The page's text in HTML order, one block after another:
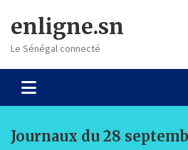
content
enligne.sn
Le Sénégal connecté
Journaux du 28